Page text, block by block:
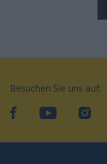
Besuchen Sie uns auf:
facebookYouTube